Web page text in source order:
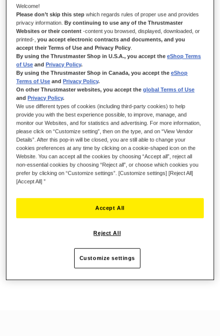
EM STOCK
Mola preta para os T-LCM Pedals, para ajustar a resistência do pedal
do travão
10,99 €
ADICIONAR AO CARRINHO
Lista de desejos
Seja o primeiro a avaliar este produto
1 x mola preta F20 para os T-LCM Pedals
Welcome!
Please don’t skip this step which regards rules of proper use and provides
privacy information. By continuing to use any of the Thrustmaster
Websites or their content -content you browsed, displayed, downloaded, or
printed-,you accept electronic contracts and documents, and you
accept their Terms of Use and Privacy Policy
By using the Thrustmaster Shop in U.S.A., you accept theeShop Terms
of Use and Privacy Policy.
By using the Thrustmaster Shop in Canada, you accept theeShop
Terms of Use and Privacy Policy.
On other Thrustmaster websites, you accept theglobal Terms of Use
and Privacy Policy.
We use different types of cookies (including third-party cookies) to help
provide you with the best experience possible, to improve, manage, and
monitor our Websites, and for statistics and advertising. For more information,
please click on “Customize setting”, then on the type, and on “View Vendor
Details”. After this pop-in will be closed, you are still able to change your
cookies preferences at any time by clicking on a cookie-shaped icon on the
Website. You can accept all the cookies by choosing “Accept all”, reject all
non-essential cookies by choosing “Reject all”, or choose which cookies you
prefer by clicking on “Customize settings”. [Customize settings] [Reject All]
[Accept All] ”
Reject All
Accept All
Customize settings